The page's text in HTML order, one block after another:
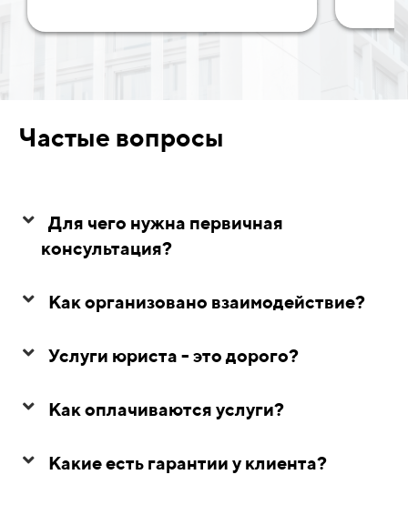
Частые вопросы
Для чего нужна первичная
консультация?
Как организовано взаимодействие?
Услуги юриста - это дорого?
Как оплачиваются услуги?
Какие есть гарантии у клиента?